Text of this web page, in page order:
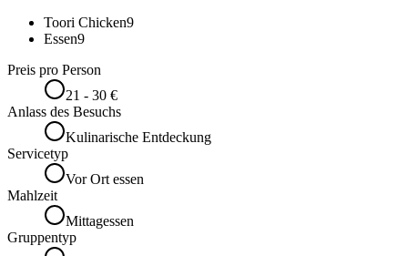
Toori Chicken9
Essen9
Preis pro Person
21 - 30 €
Anlass des Besuchs
Kulinarische Entdeckung
Servicetyp
Vor Ort essen
Mahlzeit
Mittagessen
Gruppentyp